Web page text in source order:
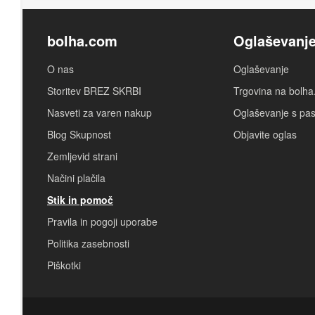
bolha.com
O nas
Storitev BREZ SKRBI
Nasveti za varen nakup
Blog Skupnost
Zemljevid strani
Načini plačila
Stik in pomoč
Pravila in pogoji uporabe
Politika zasebnosti
Piškotki
Oglaševanje
Trgovina na
Oglaševanje s
Objavite oglas